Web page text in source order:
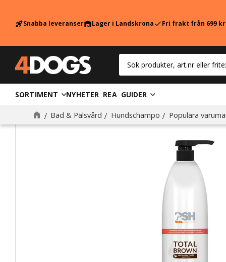
rocket_launchSnabba leveranserwarehouseLager i LandskronacheckFri frakt från 699
SORTIMENT NYHETER REA GUIDER
Bad & Pälsvård Hundschampo Populära